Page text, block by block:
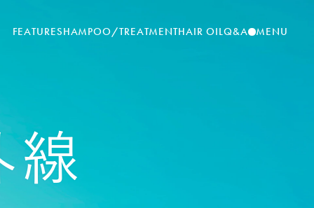
FEATURESHAMPOO/TREATMENTHAIR OILQ&A MENU
線